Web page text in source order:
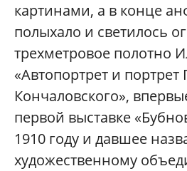
картинами, а в конце
полыхало и светилось
трехметровое полотно
«Автопортрет и портрет
Кончаловского»,
первой выставке
1910 году и давшее
художественному